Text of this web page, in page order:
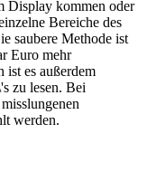
Display kommen oder
Bereiche des
saubere Methode ist
Euro mehr
ist es außerdem
zu lesen. Bei
werden.